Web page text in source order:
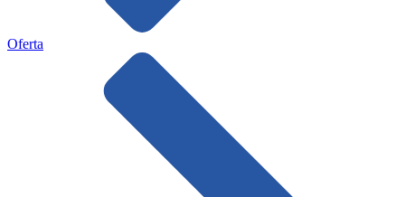
Oferta